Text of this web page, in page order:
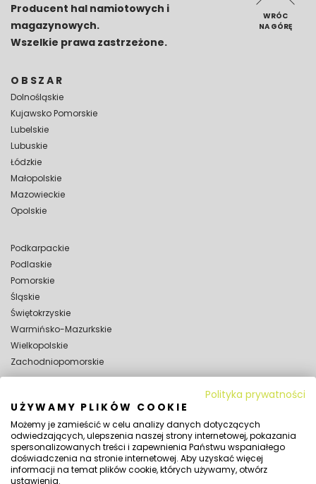
Producent hal namiotowych i
magazynowych.
Wszelkie prawa zastrzeżone.
OBSZAR
Dolnośląskie
Kujawsko Pomorskie
Lubelskie
Lubuskie
Łódzkie
Małopolskie
Mazowieckie
Opolskie
Podkarpackie
Podlaskie
Pomorskie
Śląskie
Świętokrzyskie
Warmińsko-Mazurkskie
Wielkopolskie
Zachodniopomorskie
WYNAJEM
Wynajem hal namiotowych
SPRAWDŹ TAKŻE:
Jaka powinna być wysokość hali namiotowej?
Czy na halę namiotową potrzebne jest pozwolenie?
WRÓC
NA GÓRĘ
Polityka prywatności
UŻYWAMY PLIKÓW COOKIE
Możemy je zamieścić w celu analizy danych dotyczących
odwiedzających, ulepszenia naszej strony internetowej, pokazania
spersonalizowanych treści i zapewnienia Państwu wspaniałego
doświadczenia na stronie internetowej. Aby uzyskać więcej
informacji na temat plików cookie, których używamy, otwórz
ustawienia.